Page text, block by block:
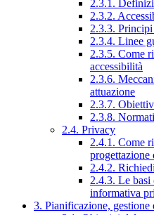
2.3.1.
2.3.2.
2.3.3. Principi
2.3.4. Linee
2.3.5. Come
accessibilità
2.3.6.
attuazione
2.3.7.
2.3.8.
2.4. Privacy
2.4.1. Come
2.4.2.
2.4.3. Le basi
informativa
3. Pianificazione, gestione